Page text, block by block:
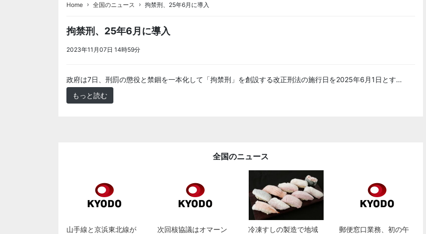
Home › 全国のニュース › 拘禁刑、25年6月に導入
拘禁刑、25年6月に導入
2023年11月07日 14時59分
政府は7日、刑罰の懲役と禁錮を一本化して「拘禁刑」を創設する改正刑法の施行日を2025年6月1日とす…
もっと読む
全国のニュース
山手線と京浜東北線が
次回核協議はオマーン
冷凍すしの製造で地域
郵便窓口業務、初の午